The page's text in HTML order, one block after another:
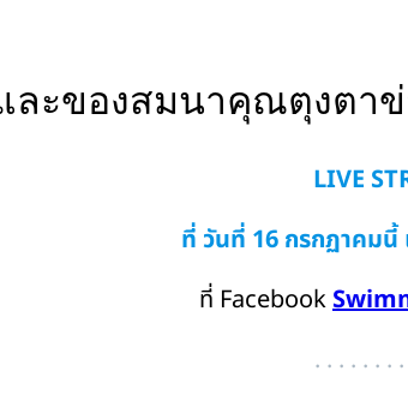
ะของสมนาคุณตุงตาข่
LIVE
ที่ วันที่ 16 กรกฏาคมนี้
ที่ Facebook
. . . . . . .